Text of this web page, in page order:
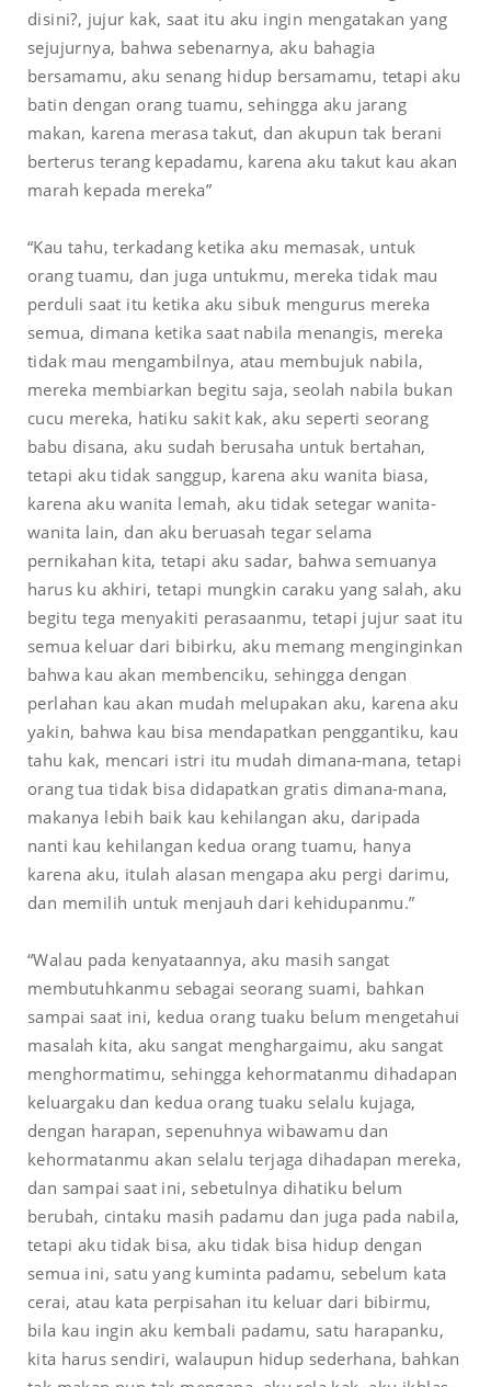
disini?, jujur kak, saat itu aku ingin mengatakan yang
sejujurnya, bahwa sebenarnya, aku bahagia
bersamamu, aku senang hidup bersamamu, tetapi aku
batin dengan orang tuamu, sehingga aku jarang
makan, karena merasa takut, dan akupun tak berani
berterus terang kepadamu, karena aku takut kau akan
marah kepada mereka”
“Kau tahu, terkadang ketika aku memasak, untuk
orang tuamu, dan juga untukmu, mereka tidak mau
perduli saat itu ketika aku sibuk mengurus mereka
semua, dimana ketika saat nabila menangis, mereka
tidak mau mengambilnya, atau membujuk nabila,
mereka membiarkan begitu saja, seolah nabila bukan
cucu mereka, hatiku sakit kak, aku seperti seorang
babu disana, aku sudah berusaha untuk bertahan,
tetapi aku tidak sanggup, karena aku wanita biasa,
karena aku wanita lemah, aku tidak setegar wanita-
wanita lain, dan aku beruasah tegar selama
pernikahan kita, tetapi aku sadar, bahwa semuanya
harus ku akhiri, tetapi mungkin caraku yang salah, aku
begitu tega menyakiti perasaanmu, tetapi jujur saat itu
semua keluar dari bibirku, aku memang menginginkan
bahwa kau akan membenciku, sehingga dengan
perlahan kau akan mudah melupakan aku, karena aku
yakin, bahwa kau bisa mendapatkan penggantiku, kau
tahu kak, mencari istri itu mudah dimana-mana, tetapi
orang tua tidak bisa didapatkan gratis dimana-mana,
makanya lebih baik kau kehilangan aku, daripada
nanti kau kehilangan kedua orang tuamu, hanya
karena aku, itulah alasan mengapa aku pergi darimu,
dan memilih untuk menjauh dari kehidupanmu.”
“Walau pada kenyataannya, aku masih sangat
membutuhkanmu sebagai seorang suami, bahkan
sampai saat ini, kedua orang tuaku belum mengetahui
masalah kita, aku sangat menghargaimu, aku sangat
menghormatimu, sehingga kehormatanmu dihadapan
keluargaku dan kedua orang tuaku selalu kujaga,
dengan harapan, sepenuhnya wibawamu dan
kehormatanmu akan selalu terjaga dihadapan mereka,
dan sampai saat ini, sebetulnya dihatiku belum
berubah, cintaku masih padamu dan juga pada nabila,
tetapi aku tidak bisa, aku tidak bisa hidup dengan
semua ini, satu yang kuminta padamu, sebelum kata
cerai, atau kata perpisahan itu keluar dari bibirmu,
bila kau ingin aku kembali padamu, satu harapanku,
kita harus sendiri, walaupun hidup sederhana, bahkan